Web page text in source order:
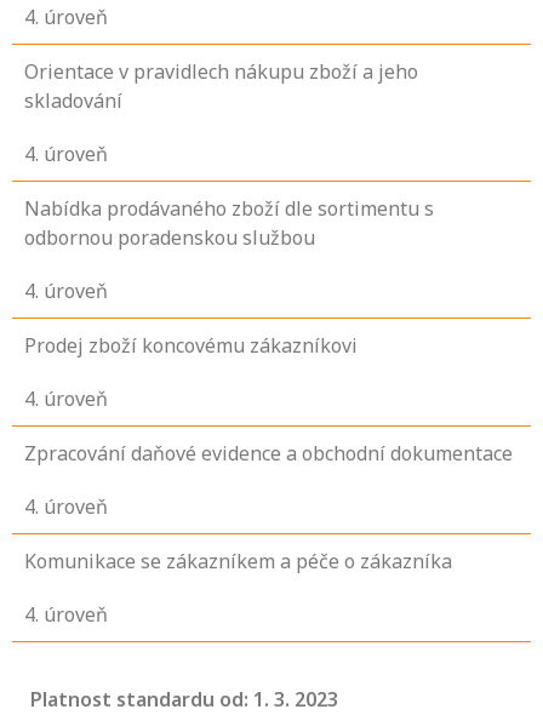
4. úroveň
Orientace v pravidlech nákupu zboží a jeho
skladování
4. úroveň
Nabídka prodávaného zboží dle sortimentu s
odbornou poradenskou službou
4. úroveň
Prodej zboží koncovému zákazníkovi
4. úroveň
Zpracování daňové evidence a obchodní dokumentace
4. úroveň
Komunikace se zákazníkem a péče o zákazníka
4. úroveň
Platnost standardu od: 1. 3. 2023